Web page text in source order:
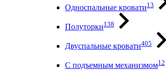
Односпальные кровати13
Полуторки138
Двуспальные кровати405
С подъемным механизмом12